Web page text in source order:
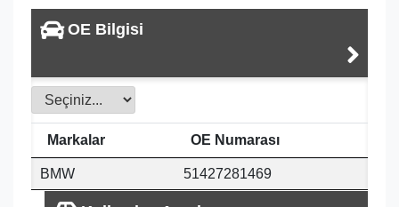
OE Bilgisi
Markalar OE Numarası
BMW 51427281469